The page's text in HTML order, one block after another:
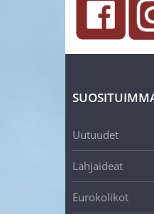
Uutuudet
Lahjaideat
Eurokolikot